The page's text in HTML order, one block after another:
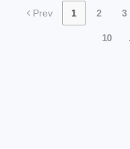
Prev 1 2 3
10